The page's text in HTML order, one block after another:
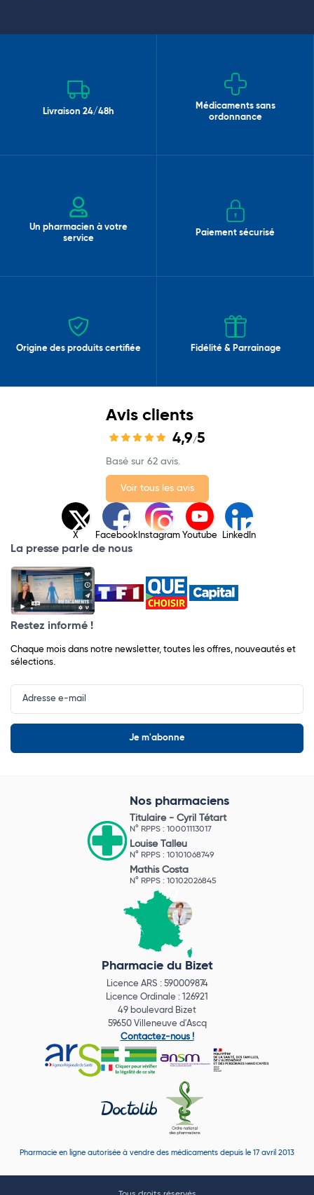
Livraison 24/48h
Médicaments sans
ordonnance
Un pharmacien à votre
service
Paiement sécurisé
Origine des produits certifiée Fidélité & Parrainage
Avis clients
4,9/5
Basé sur 62 avis.
Voir tous les avis
X Facebook Instagram Youtube LinkedIn
La presse parle de nous
Restez informé !
Chaque mois dans notre newsletter, toutes les offres, nouveautés et
sélections.
Input
Newsletter
Nos pharmaciens
Titulaire - Cyril Tétart
N° RPPS : 10001113017
Louise Talleu
N° RPPS : 10101068749
Mathis Costa
N° RPPS : 10102026845
Pharmacie du Bizet
Licence ARS : 590009874
Licence Ordinale : 126921
49 boulevard Bizet
59650 Villeneuve d'Ascq
Contactez-nous !
Pharmacie en ligne autorisée à vendre des médicaments depuis le 17 avril 2013